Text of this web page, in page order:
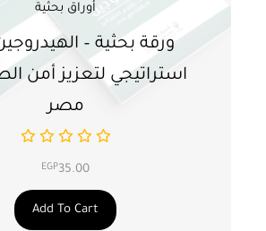
أوراق بحثية
ورقة بحثية –
استراتيجي لتعزيز أمن
مصر
EGP35.00
Add To Cart